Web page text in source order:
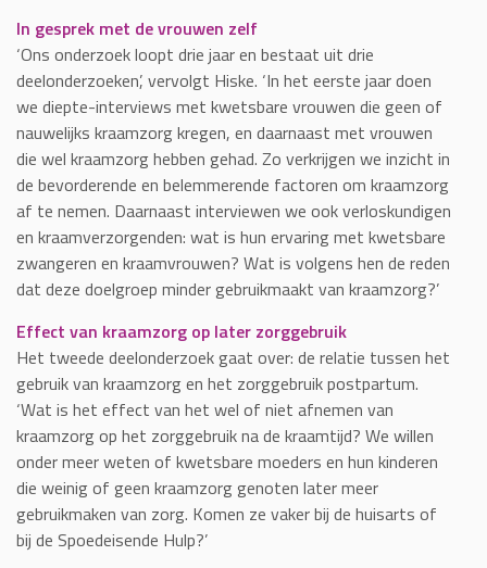
In gesprek met de vrouwen zelf
‘Ons onderzoek loopt drie jaar en bestaat uit drie
deelonderzoeken’, vervolgt Hiske. ‘In het eerste jaar doen
we diepte-interviews met kwetsbare vrouwen die geen of
nauwelijks kraamzorg kregen, en daarnaast met vrouwen
die wel kraamzorg hebben gehad. Zo verkrijgen we inzicht in
de bevorderende en belemmerende factoren om kraamzorg
af te nemen. Daarnaast interviewen we ook verloskundigen
en kraamverzorgenden: wat is hun ervaring met kwetsbare
zwangeren en kraamvrouwen? Wat is volgens hen de reden
dat deze doelgroep minder gebruikmaakt van kraamzorg?’
Effect van kraamzorg op later zorggebruik
Het tweede deelonderzoek gaat over: de relatie tussen het
gebruik van kraamzorg en het zorggebruik postpartum.
‘Wat is het effect van het wel of niet afnemen van
kraamzorg op het zorggebruik na de kraamtijd? We willen
onder meer weten of kwetsbare moeders en hun kinderen
die weinig of geen kraamzorg genoten later meer
gebruikmaken van zorg. Komen ze vaker bij de huisarts of
bij de Spoedeisende Hulp?’